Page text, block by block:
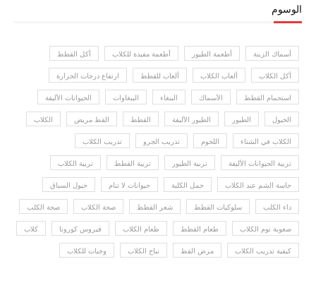
الوسوم
أسماك الزينة أطعمة الطيور أطعمة مفيدة للكلاب أكل القطط
أكل الكلاب ألعاب الكلاب ألعاب للقطط ارتفاع درجات الحرارة
استحمام القطط الأسماك الببغاء الببغاوات الحيوانات الأليفة
الخيول الطيور الطيور الأليفة القطط القط مريض الكلاب
الكلاب في الشتاء اللحوم تدريب الجرو تدريب الكلاب
تربية الحيوانات الأليفة تربية الطيور تربية القطط تربية الكلاب
حاسة الشم عند الكلاب حمل الكلبة حيوانات لا تنام خيول السباق
داء الكلب سلوكيات القطط شعر القطط صحة الكلاب صحة الكلب
صعوبة نوم الكلاب طعام القطط طعام الكلاب فيروس كورونا كلاب
كيفية تدريب الكلاب مرض القط نباح الكلاب وجبات للكلاب